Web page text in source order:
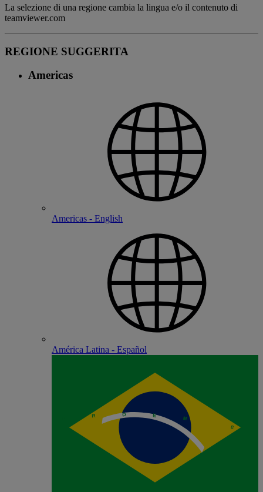
La selezione di una regione cambia la lingua e/o il contenuto di
teamviewer.com
REGIONE SUGGERITA
Americas
Americas - English
América Latina - Español